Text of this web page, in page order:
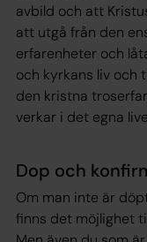
avbild och att
att utgå från den
erfarenheter och
och kyrkans liv och
den kristna
verkar i det egna
Dop och
Om man inte är
finns det möjlighet